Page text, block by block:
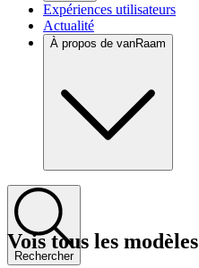
Expériences utilisateurs
Actualité
À propos de vanRaam
Rechercher
Vois tous les modèles